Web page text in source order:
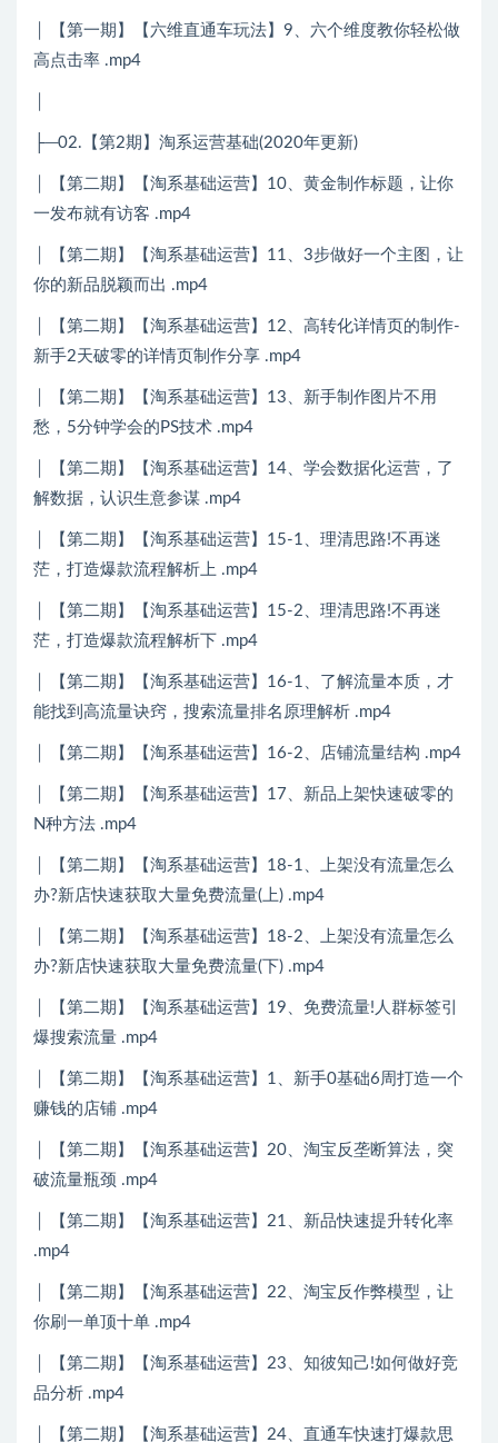
│ 【第一期】【六维直通车玩法】9、六个维度教你轻松做
高点击率 .mp4
├─02.【第2期】淘系运营基础(2020年更新)
│ 【第二期】【淘系基础运营】10、黄金制作标题，让你
一发布就有访客 .mp4
│ 【第二期】【淘系基础运营】11、3步做好一个主图，让
你的新品脱颖而出 .mp4
│ 【第二期】【淘系基础运营】12、高转化详情页的制作-
新手2天破零的详情页制作分享 .mp4
│ 【第二期】【淘系基础运营】13、新手制作图片不用
愁，5分钟学会的PS技术 .mp4
│ 【第二期】【淘系基础运营】14、学会数据化运营，了
解数据，认识生意参谋 .mp4
│ 【第二期】【淘系基础运营】15-1、理清思路!不再迷
茫，打造爆款流程解析上 .mp4
│ 【第二期】【淘系基础运营】15-2、理清思路!不再迷
茫，打造爆款流程解析下 .mp4
│ 【第二期】【淘系基础运营】16-1、了解流量本质，才
能找到高流量诀窍，搜索流量排名原理解析 .mp4
│ 【第二期】【淘系基础运营】16-2、店铺流量结构 .mp4
│ 【第二期】【淘系基础运营】17、新品上架快速破零的
N种方法 .mp4
│ 【第二期】【淘系基础运营】18-1、上架没有流量怎么
办?新店快速获取大量免费流量(上) .mp4
│ 【第二期】【淘系基础运营】18-2、上架没有流量怎么
办?新店快速获取大量免费流量(下) .mp4
│ 【第二期】【淘系基础运营】19、免费流量!人群标签引
爆搜索流量 .mp4
│ 【第二期】【淘系基础运营】1、新手0基础6周打造一个
赚钱的店铺 .mp4
│ 【第二期】【淘系基础运营】20、淘宝反垄断算法，突
破流量瓶颈 .mp4
│ 【第二期】【淘系基础运营】21、新品快速提升转化率
.mp4
│ 【第二期】【淘系基础运营】22、淘宝反作弊模型，让
你刷一单顶十单 .mp4
│ 【第二期】【淘系基础运营】23、知彼知己!如何做好竞
品分析 .mp4
│ 【第二期】【淘系基础运营】24、直通车快速打爆款思